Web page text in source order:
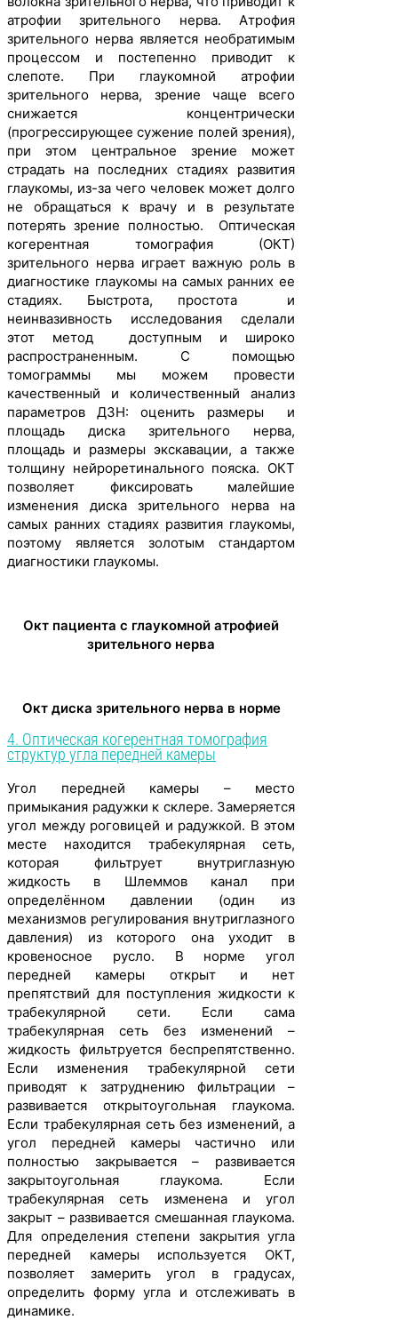
атрофии зрительного нерва. Атрофия
зрительного нерва является необратимым
процессом и постепенно приводит к
слепоте. При глаукомной атрофии
зрительного нерва, зрение чаще всего
снижается концентрически
(прогрессирующее сужение полей зрения),
при этом центральное зрение может
страдать на последних стадиях развития
глаукомы, из-за чего человек может долго
не обращаться к врачу и в результате
потерять зрение полностью. Оптическая
когерентная томография (ОКТ)
зрительного нерва играет важную роль в
диагностике глаукомы на самых ранних ее
стадиях. Быстрота, простота и
неинвазивность исследования сделали
этот метод доступным и широко
распространенным. С помощью
томограммы мы можем провести
качественный и количественный анализ
параметров ДЗН: оценить размеры и
площадь диска зрительного нерва,
площадь и размеры экскавации, а также
толщину нейроретинального пояска. ОКТ
позволяет фиксировать малейшие
изменения диска зрительного нерва на
самых ранних стадиях развития глаукомы,
поэтому является золотым стандартом
диагностики глаукомы.
Окт пациента с глаукомной атрофией
зрительного нерва
Окт диска зрительного нерва в норме
4. Оптическая когерентная томография
структур угла передней камеры
Угол передней камеры – место
примыкания радужки к склере. Замеряется
угол между роговицей и радужкой. В этом
месте находится трабекулярная сеть,
которая фильтрует внутриглазную
жидкость в Шлеммов канал при
определённом давлении (один из
механизмов регулирования внутриглазного
давления) из которого она уходит в
кровеносное русло. В норме угол
передней камеры открыт и нет
препятствий для поступления жидкости к
трабекулярной сети. Если сама
трабекулярная сеть без изменений –
жидкость фильтруется беспрепятственно.
Если изменения трабекулярной сети
приводят к затруднению фильтрации –
развивается открытоугольная глаукома.
Если трабекулярная сеть без изменений, а
угол передней камеры частично или
полностью закрывается – развивается
закрытоугольная глаукома. Если
трабекулярная сеть изменена и угол
закрыт – развивается смешанная глаукома.
Для определения степени закрытия угла
передней камеры используется ОКТ,
позволяет замерить угол в градусах,
определить форму угла и отслеживать в
динамике.